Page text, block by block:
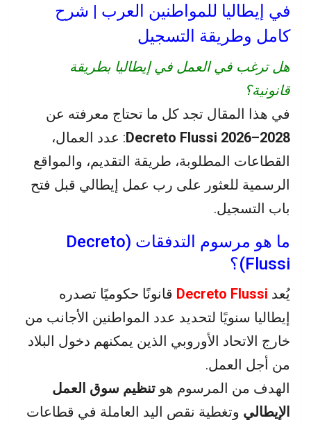
في إيطاليا للمواطنين العرب | شرح
كامل وطريقة التسجيل
هل ترغب في العمل في إيطاليا بطريقة
قانونية؟
في هذا المقال تجد كل ما تحتاج معرفته عن
Decreto Flussi 2026–2028: عدد العمال،
القطاعات المطلوبة، طريقة التقديم، والمواقع
الرسمية للعثور على رب عمل إيطالي قبل فتح
باب التسجيل.
ما هو مرسوم التدفقات (Decreto
Flussi)؟
يُعد Decreto Flussi قانونًا حكوميًا تصدره
إيطاليا سنويًا لتحديد عدد المواطنين الأجانب من
خارج الاتحاد الأوروبي الذين يمكنهم دخول البلاد
من أجل العمل.
الهدف من المرسوم هو تنظيم سوق العمل
الإيطالي وتغطية نقص اليد العاملة في قطاعات